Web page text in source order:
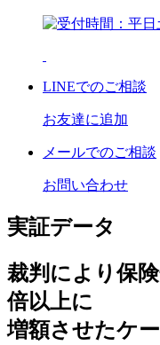
LINEでのご相談
お友達に追加
メールでのご相談
お問い合わせ
実証データ
裁判により保
倍以上に
増額させたケ